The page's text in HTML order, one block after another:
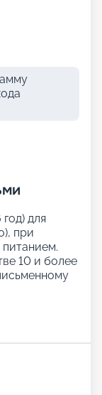
для
при
10 и более